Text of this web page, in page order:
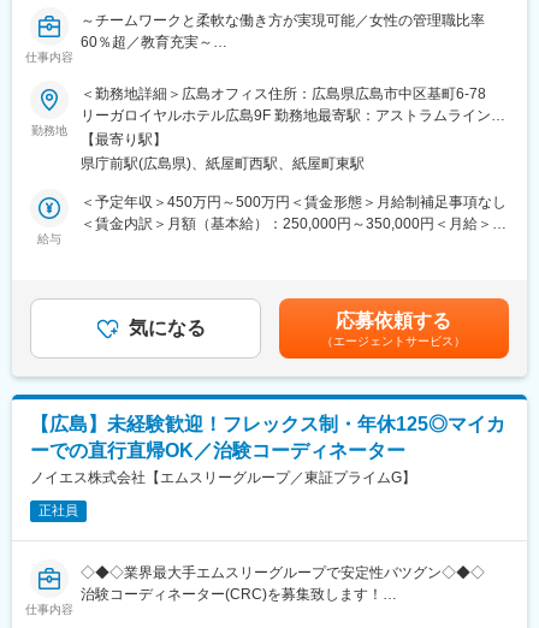
・治験の参加候補となる患者様をカルテから探す
・医師との打ち合わせ
■基礎研修が充実：
入社後1か月は研修期間となります。ビジネスマナーやPCスキル
研修が入社後研修としてあり、PC慣れしていない方も安心してご
入社いただけます。
現場配属後は、OJTで独り立ちまでサポートその後も定期的なフ
ォローアップ研修や、専門性を高める継続研修、階層別研修など
・ご自宅から1時間程度で通える施設をお任せする予定です。
・スーパーフレックスタイム制を導入しており、社員自身が業務
のスケジュールに合わせて始業、就業時間を決めることができま
す。
・5日間のリフレッシュ休暇制度や、時間単位で取得できる有給休
暇。
・産前産後休暇（妊娠中時短勤務あり）、子供が3歳になるまで取
得できる育児休業、
復帰後は短時間勤務制度の利用も可能。
※育児休業から復帰し3ヶ月後に、育児補助支援金を給付。
変更の範囲：会社の定める業務
仕事内容
～チームワークと柔軟な働き方が実現可能／女性の管理職比率
60％超／教育充実～
や私たちのQOLを向上させるべく新しい治療法を開発する必要が
あります。今回は治験を実施する際の被験者および医療機関のサ
ポートを担う治験コーディネーター（CRC）を募集しています。
・治験被験者である患者さんへの内容説明補助、ケア／相談
・治験担当医師の補助
・検査／投薬スケジュール調整、治験データの管理 など
※職場は基本的に委託されている医療機関で、自宅からの直行直帰
がなく苦しんでいる患者さんに対して薬を届けられ、最前線で治
療にあたる医師やスタッフのサポートを行え、無事に治験が終了
育体制を充実させています。入社は原則偶数月と決まっており、
同期入社者とともに2週間弱本社にて集合研修を行います。会社の
ことや業務を遂行する上で必要な法令から実務まで座学やロープ
レを交えながら学んでいきます。その後、各拠点に配属され業務
を引継ぎながらOJT担当者とともに医療機関へ同行するなど、
徐々に業務を慣れていきます。確認テストやチェックシートを用
いながら習熟度を測り、1年程度で一人で担当を持てるようになり
ます。その後も定期的に中途入社者に対してフォローを行う体制
が整っています。
■同社の魅力：
勤務地
＜勤務地詳細＞広島オフィス住所：広島県広島市中区基町6-78
リーガロイヤルホテル広島9F 勤務地最寄駅：アストラムライン線
／県庁前駅受動喫煙対策：屋内全面禁煙変更の範囲：会社の定め
る事業所
【最寄り駅】
県庁前駅(広島県)、紙屋町西駅、紙屋町東駅
給与
＜予定年収＞450万円～500万円＜賃金形態＞月給制補足事項なし
＜賃金内訳＞月額（基本給）：250,000円～350,000円＜月給＞
気になる 応募依頼する
（エージェントサービス）
【広島】未経験歓迎！フレックス制・年休125◎マイカ
ーでの直行直帰OK／治験コーディネーター
ノイエス株式会社【エムスリーグループ／東証プライムG】
正社員
仕事内容
◇◆◇業界最大手エムスリーグループで安定性バツグン◇◆◇
治験コーディネーター(CRC)を募集致します！